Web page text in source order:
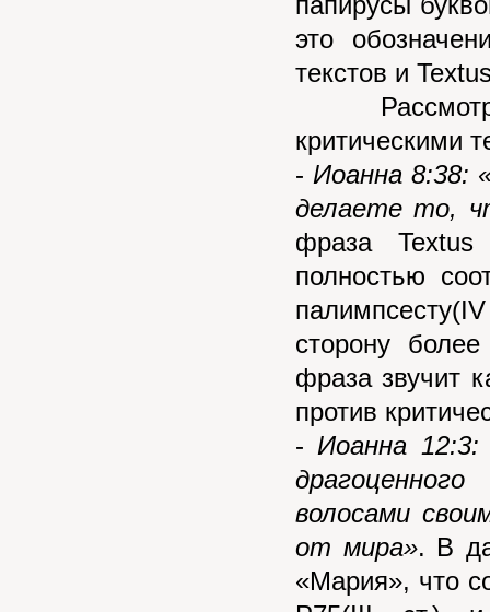
это
текстов и
критическими
- Иоанна 8:38:
делаете то,
фраза
полностью
сторону
фраза звучит
против
- Иоанна
волосами
от мира». В
«Мария», что